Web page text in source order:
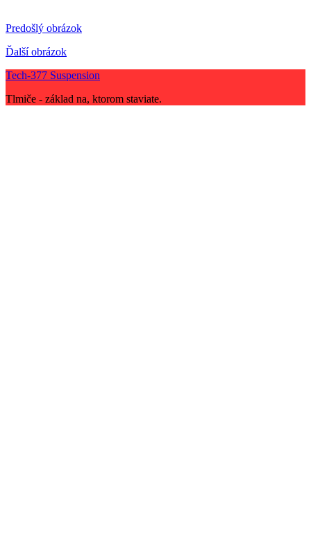
Predošlý obrázok
Ďalší obrázok
Tech-377 Suspension
Tlmiče - základ na, ktorom staviate.